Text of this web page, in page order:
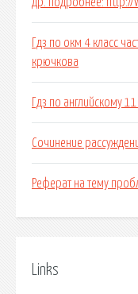
др. подробнее:
Гдз по окм 4 класс
крючкова
Гдз по английскому
Сочинение
Реферат на тему
Links